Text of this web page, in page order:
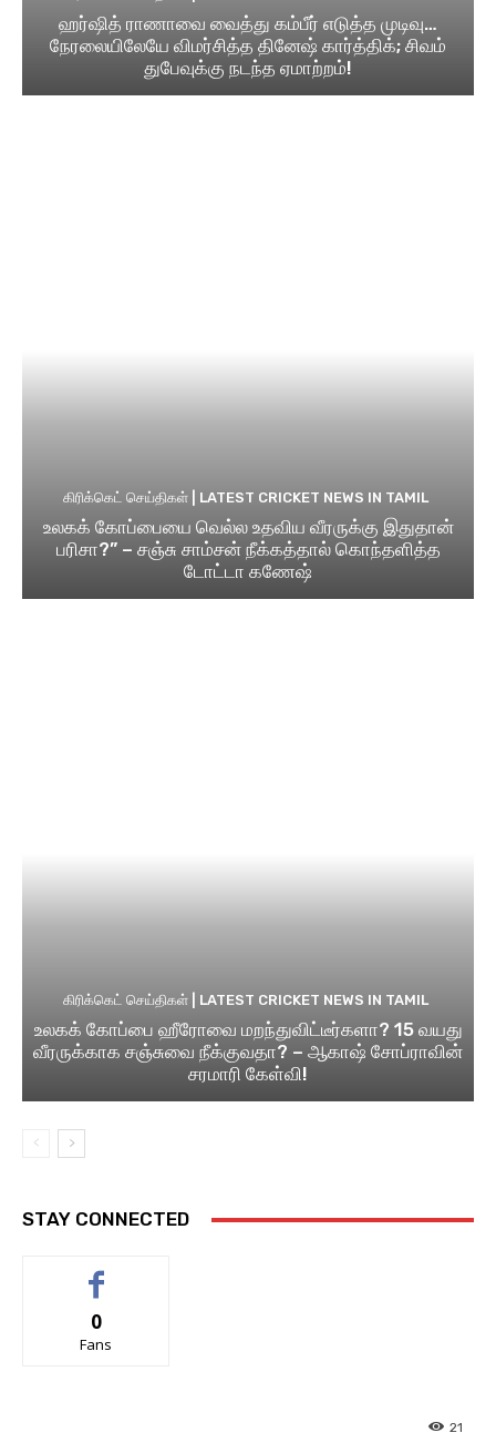
ஹர்ஷித் ராணாவை வைத்து கம்பீர் எடுத்த முடிவு…
நேரலையிலேயே விமர்சித்த தினேஷ் கார்த்திக்; சிவம்
துபேவுக்கு நடந்த ஏமாற்றம்!
கிரிக்கெட் செய்திகள் | LATEST CRICKET NEWS IN TAMIL
உலகக் கோப்பையை வெல்ல உதவிய வீரருக்கு இதுதான்
பரிசா?” – சஞ்சு சாம்சன் நீக்கத்தால் கொந்தளித்த
டோட்டா கணேஷ்
கிரிக்கெட் செய்திகள் | LATEST CRICKET NEWS IN TAMIL
உலகக் கோப்பை ஹீரோவை மறந்துவிட்டீர்களா? 15 வயது
வீரருக்காக சஞ்சுவை நீக்குவதா? – ஆகாஷ் சோப்ராவின்
சரமாரி கேள்வி!
STAY CONNECTED
0
Fans
21